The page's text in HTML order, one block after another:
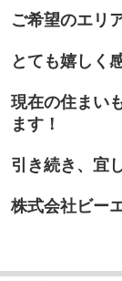
ご希望のエリ
とても嬉しく
現在の住まい
ます！
引き続き、宜
株式会社ビー